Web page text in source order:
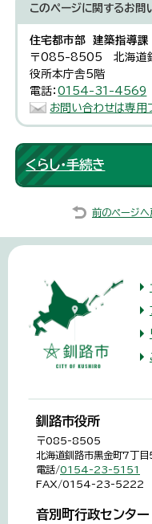
このページに関するお問
住宅都市部 建築指導
〒085-8505 北海道
役所本庁舎5階
電話：0154-31-4569
お問い合わせは専用
くらし・手続き
前のページへ
釧路市役所
〒085-8505
北海道釧路市黒金町7丁目
電話/0154-23-5151
FAX/0154-23-5222
音別町行政センター